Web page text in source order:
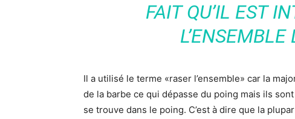
FAIT QU’IL EST
Il a utilisé le terme «raser l’ensemble» car la
de la barbe ce qui dépasse du poing mais ils
se trouve dans le poing. C’est à dire que la